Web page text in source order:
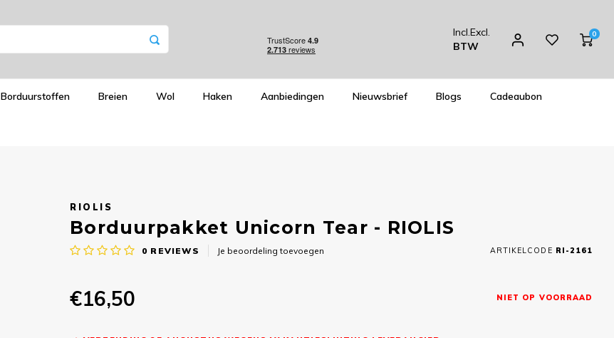
Incl.Excl.
BTW
0
Borduurstoffen Breien Wol Haken Aanbiedingen Nieuwsbrief Blogs Cadeaubon
RIOLIS
Borduurpakket Unicorn Tear - RIOLIS
0 REVIEWS Je beoordeling toevoegen ARTIKELCODE RI-2161
€16,50 NIET OP VOORRAAD